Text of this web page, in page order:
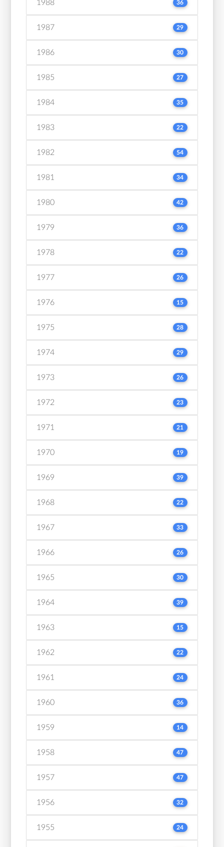
1988 36
1987 29
1986 30
1985 27
1984 35
1983 22
1982 54
1981 34
1980 42
1979 36
1978 22
1977 26
1976 15
1975 28
1974 29
1973 26
1972 23
1971 21
1970 19
1969 39
1968 22
1967 33
1966 26
1965 30
1964 39
1963 15
1962 22
1961 24
1960 36
1959 14
1958 47
1957 47
1956 32
1955 24